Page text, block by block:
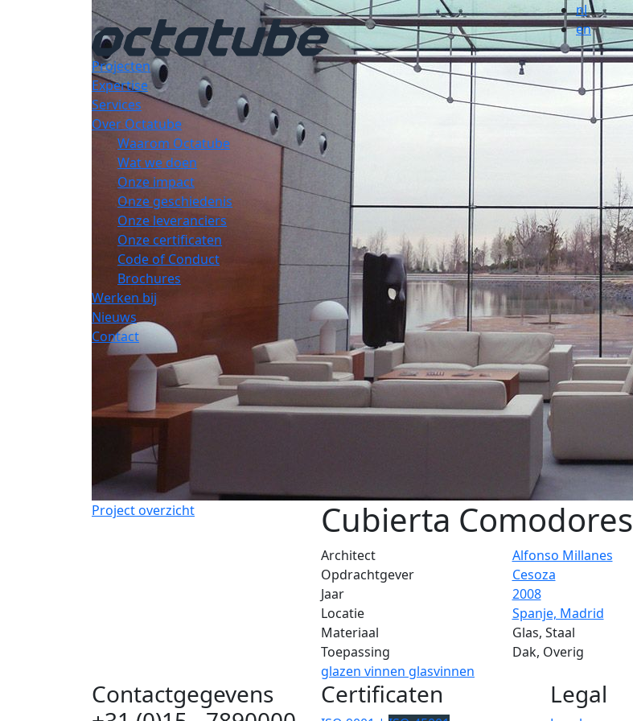
nl
en
Projecten
Expertise
Services
Over Octatube
Waarom Octatube
Wat we doen
Onze impact
Onze geschiedenis
Onze leveranciers
Onze certificaten
Code of Conduct
Brochures
Werken bij
Nieuws
Contact
Project overzicht Cubierta Comodores
Architect
Alfonso Millanes
Opdrachtgever
Cesoza
Jaar
2008
Locatie
Spanje, Madrid
Materiaal
Glas, Staal
Toepassing
Dak, Overig
glazen vinnen glasvinnen
Contactgegevens
Certificaten Legal